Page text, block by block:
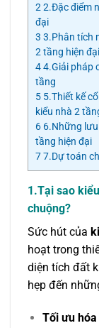
2 2.Đặc điểm
đại
3 3.Phân tích
2 tầng hiện đại
44.Giải pháp
tầng
5 5.Thiết kế
kiểu nhà 2
6 6.Những
tầng hiện đại
77.Dự toán
1.Tại sao
chuộng?
Sức hút của
hoạt trong
diện tích đất
hẹp đến
Tối ưu